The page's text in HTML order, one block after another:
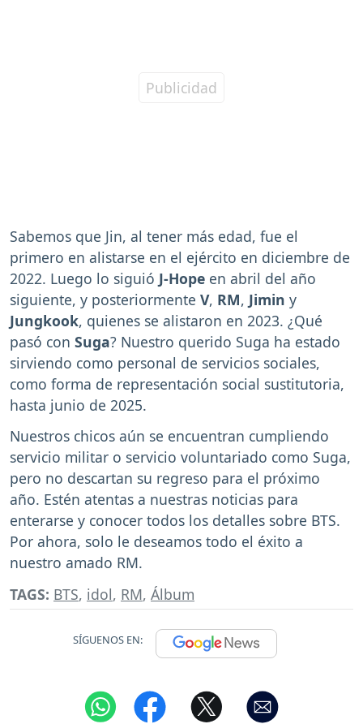
Sabemos que Jin, al tener más edad, fue el
primero en alistarse en el ejército en diciembre de
2022. Luego lo siguió J-Hope en abril del año
siguiente, y posteriormente V, RM, Jimin y
Jungkook, quienes se alistaron en 2023. ¿Qué
pasó con Suga? Nuestro querido Suga ha estado
sirviendo como personal de servicios sociales,
como forma de representación social sustitutoria,
hasta junio de 2025.
Nuestros chicos aún se encuentran cumpliendo
servicio militar o servicio voluntariado como Suga,
pero no descartan su regreso para el próximo
año. Estén atentas a nuestras noticias para
enterarse y conocer todos los detalles sobre BTS.
Por ahora, solo le deseamos todo el éxito a
nuestro amado RM.
TAGS: BTS, idol, RM, Álbum
SÍGUENOS EN: